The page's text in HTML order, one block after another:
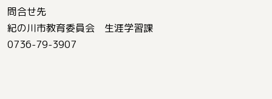
問合せ先
紀の川市教育委員会 生涯学習課
0736-79-3907